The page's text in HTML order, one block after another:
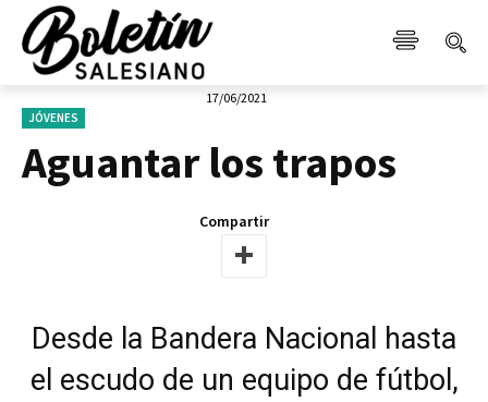
17/06/2021
JÓVENES
Aguantar los trapos
Compartir
Desde la Bandera Nacional hasta
el escudo de un equipo de fútbol,